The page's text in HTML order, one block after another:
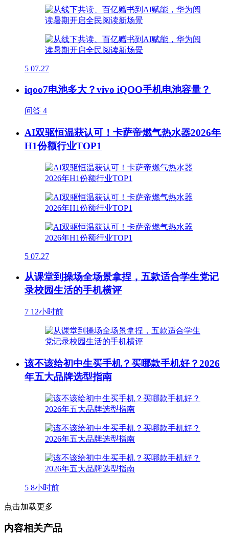
5 07.27
iqoo7电池多大？vivo iQOO手机电池容量？
问答 4
AI双驱恒温获认可！卡萨帝燃气热水器2026年
H1份额行业TOP1
5 07.27
从课堂到操场全场景拿捏，五款适合学生党记
录校园生活的手机横评
7 12小时前
该不该给初中生买手机？买哪款手机好？2026
年五大品牌选型指南
5 8小时前
点击加载更多
内容相关产品